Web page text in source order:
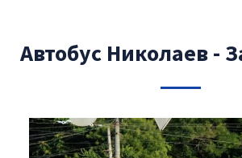
Автобус Николаев -